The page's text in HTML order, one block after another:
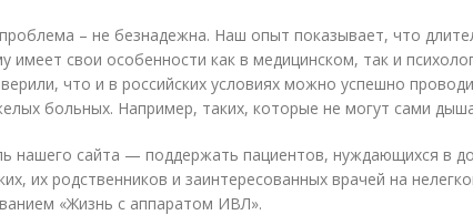
– не безнадежна. Наш опыт показывает, что
имеет свои особенности как в медицинском, так и
что и в российских условиях можно успешно
больных. Например, таких, которые не могут сами
нашего сайта — поддержать пациентов, нуждающихся в
их родственников и заинтересованных врачей на
«Жизнь с аппаратом ИВЛ».